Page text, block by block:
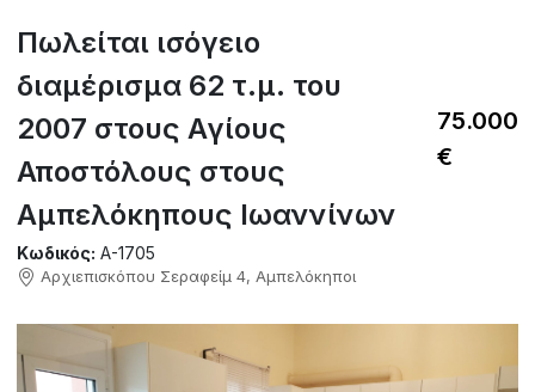
Πωλείται ισόγειο
διαμέρισμα 62 τ.μ. του
2007 στους Αγίους
Αποστόλους στους
Αμπελόκηπους Ιωαννίνων
Κωδικός: A-1705
Αρχιεπισκόπου Σεραφείμ 4, Αμπελόκηποι
75.000
€